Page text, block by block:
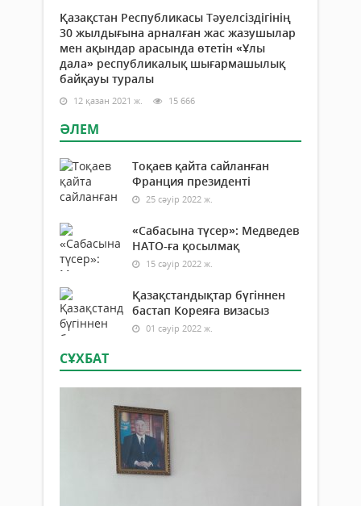
Қазақстан Республикасы Тәуелсіздігінің
30 жылдығына арналған жас жазушылар
мен ақындар арасында өтетін «Ұлы
дала» республикалық шығармашылық
байқауы туралы
12 қазан 2021 ж. 15 666
ӘЛЕМ
Тоқаев қайта сайланған
Франция президенті
25 сәуір 2022 ж.
«Сабасына түсер»: Медведев
НАТО-ға қосылмақ
15 сәуір 2022 ж.
Қазақстандықтар бүгіннен
бастап Кореяға визасыз
01 сәуір 2022 ж.
СҰХБАТ